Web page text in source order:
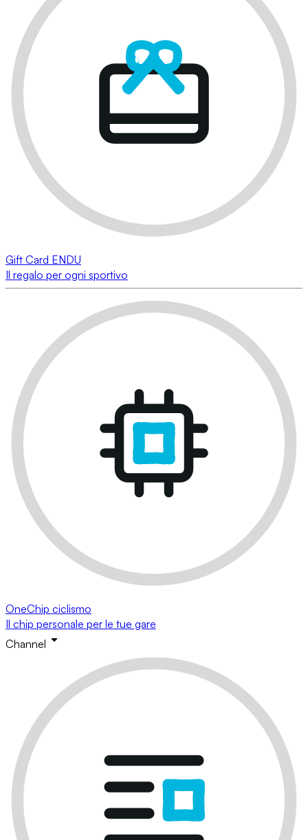
Gift Card ENDU
Il regalo per ogni sportivo
OneChip ciclismo
Il chip personale per le tue gare
Channel